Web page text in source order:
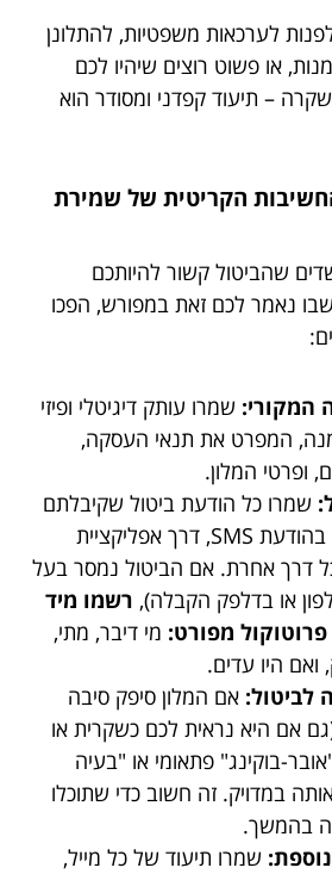
לערכאות משפטיות, להתלונן
או פשוט רוצים שיהיו לכם
– תיעוד קפדני ומסודר הוא
הקריטית של שמירת
שהביטול קשור להיותכם
נאמר לכם זאת במפורש, הפכו
המקורי: שמרו עותק דיגיטלי ופיזי
המפרט את תנאי העסקה,
ופרטי המלון.
שמרו כל הודעת ביטול שקיבלתם
– בין אם במייל, בהודעת SMS, דרך אפליקציית
דרך אחרת. אם הביטול נמסר בעל
או בדלפק הקבלה), רשמו מיד
מפורט: מי דיבר, מתי,
ואם היו עדים.
לביטול: אם המלון סיפק סיבה
אם היא נראית לכם כשקרית או
בוקינג" פתאומי או "בעיה
במדויק. זה חשוב כדי שתוכלו
בהמשך.
שמרו תיעוד של כל מייל,